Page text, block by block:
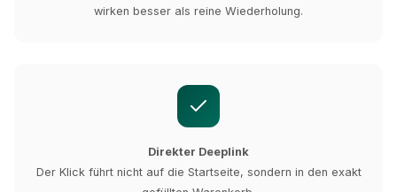
wirken besser als reine Wiederholung.
Direkter Deeplink
Der Klick führt nicht auf die Startseite, sondern in den exakt